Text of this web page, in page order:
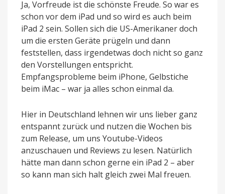
Ja, Vorfreude ist die schönste Freude. So war es
schon vor dem iPad und so wird es auch beim
iPad 2 sein. Sollen sich die US-Amerikaner doch
um die ersten Geräte prügeln und dann
feststellen, dass irgendetwas doch nicht so ganz
den Vorstellungen entspricht.
Empfangsprobleme beim iPhone, Gelbstiche
beim iMac – war ja alles schon einmal da.
Hier in Deutschland lehnen wir uns lieber ganz
entspannt zurück und nutzen die Wochen bis
zum Release, um uns Youtube-Videos
anzuschauen und Reviews zu lesen. Natürlich
hätte man dann schon gerne ein iPad 2 – aber
so kann man sich halt gleich zwei Mal freuen.